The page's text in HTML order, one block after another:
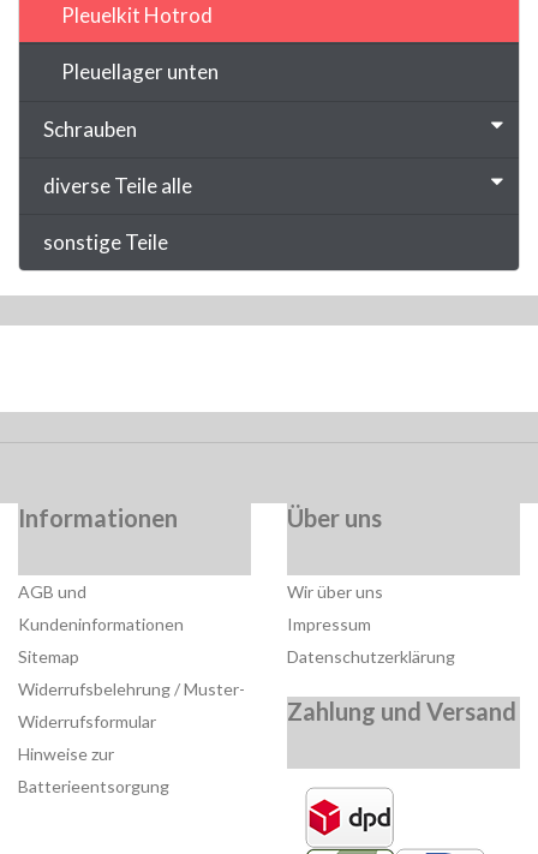
Pleuelkit Hotrod
Pleuellager unten
Schrauben
diverse Teile alle
sonstige Teile
Informationen
AGB und
Kundeninformationen
Sitemap
Widerrufsbelehrung / Muster-
Widerrufsformular
Hinweise zur
Batterieentsorgung
Über uns
Wir über uns
Impressum
Datenschutzerklärung
Zahlung und Versand